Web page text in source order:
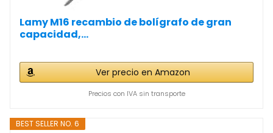
Lamy M16 recambio de bolígrafo de gran
capacidad,...
Ver precio en Amazon
Precios con IVA sin transporte
BEST SELLER NO. 6